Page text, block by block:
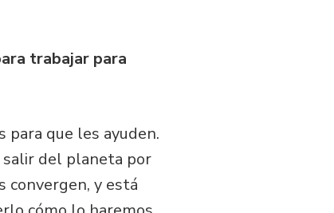
trabajar para
para que les ayuden.
salir del planeta por
convergen, y está